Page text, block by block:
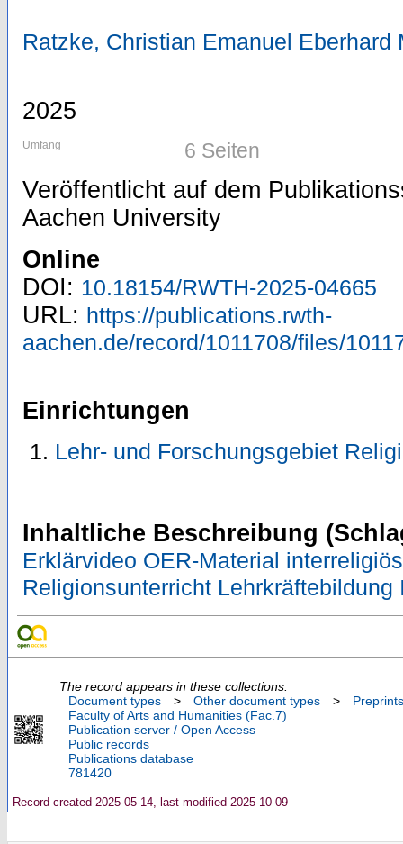
Ratzke, Christian Emanuel Eberhard
2025
Umfang 6 Seiten
Veröffentlicht auf dem
Aachen University
Online
DOI: 10.18154/RWTH-2025-04665
URL: https://publications.rwth-
aachen.de/record/1011708/files/
Einrichtungen
Lehr- und Forschungsgebiet
Inhaltliche Beschreibung
Erklärvideo OER-Material
Religionsunterricht Lehrkräftebildung
The record appears in these collections:
Document types
> Other document types >
Preprints
Faculty of Arts and Humanities (Fac.7)
Publication server / Open Access
Public records
Publications database
781420
Record created 2025-05-14, last modified 2025-10-09